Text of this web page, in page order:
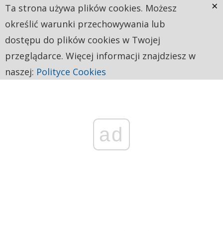
ad
Ta strona używa plików cookies. Możesz
określić warunki przechowywania lub
dostępu do plików cookies w Twojej
przeglądarce. Więcej informacji znajdziesz w
naszej: Polityce Cookies
×